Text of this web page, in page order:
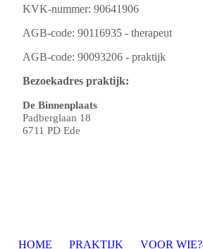
KVK-nummer: 90641906
AGB-code: 90116935 - therapeut
AGB-code: 90093206 - praktijk
Bezoekadres praktijk:
De Binnenplaats
Padberglaan 18
6711 PD Ede
HOME PRAKTIJK VOOR WIE?